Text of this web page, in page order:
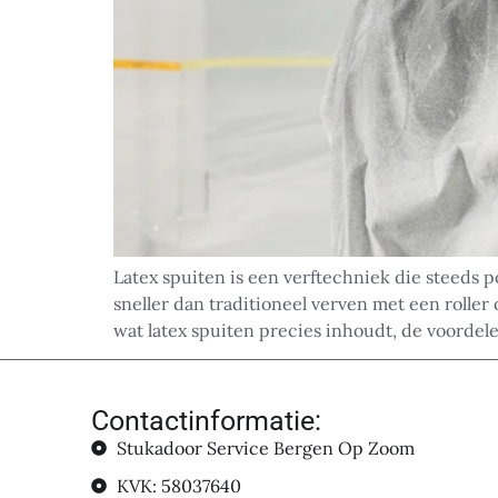
Latex spuiten is een verftechniek die steeds
sneller dan traditioneel verven met een
wat latex spuiten precies inhoudt, de
Contactinformatie:
Stukadoor Service Bergen Op Zoom
KVK: 58037640